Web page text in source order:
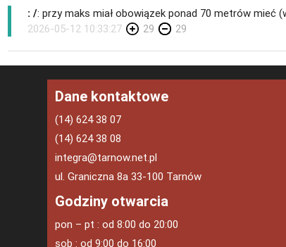
: /: przy maks miał obowiązek ponad 70 metrów
2026-05-12 10:33:27
29 29
Dane kontaktowe
(14) 624 38 07
(14) 624 38 08
integra@tarnow.net.pl
ul. Graniczna 8a 33-100 Tarnów
Godziny otwarcia
pon – pt : od 8:00 do 20:00
sob : od 9:00 do 16:00